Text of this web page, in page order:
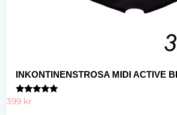
INKONTINENSTROSA MIDI ACTIVE
Betygsatt
399 kr